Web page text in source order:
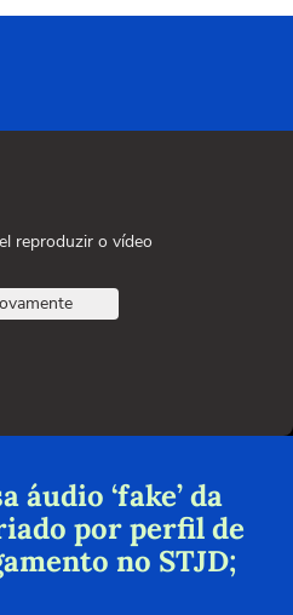
reproduzir o vídeo
‘fake’ da
por perfil de
no STJD;